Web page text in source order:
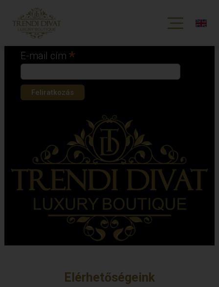
Iratkozz fel hírlevelünkre!
*
E-mail cím*
Elérhetőségeink